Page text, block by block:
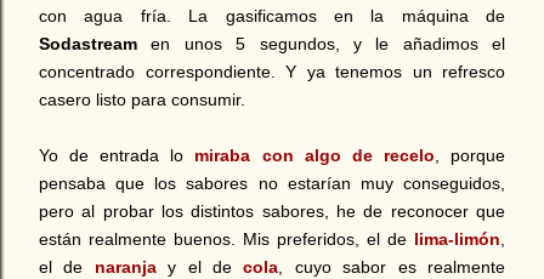
con agua fría. La gasificamos en la máquina de
Sodastreamen unos 5 segundos, y le añadimos el
concentrado correspondiente. Y ya tenemos un refresco
casero listo para consumir.
Yo de entrada lo miraba con algo de recelo, porque
pensaba que los sabores no estarían muy conseguidos,
pero al probar los distintos sabores, he de reconocer que
están realmente buenos. Mis preferidos, el de lima-limón,
el de naranjay el decola, cuyo sabor es realmente